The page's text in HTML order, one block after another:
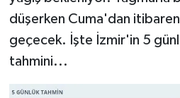
düşerken Cuma'dan
geçecek. İşte İzmir'in 5
tahmini...